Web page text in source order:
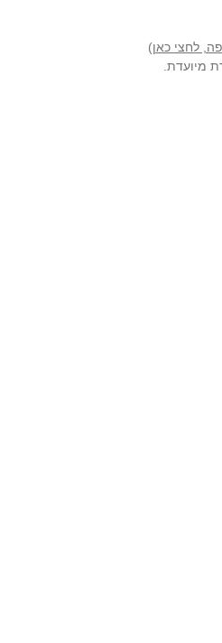
לחצי כאן)
מיועדת.